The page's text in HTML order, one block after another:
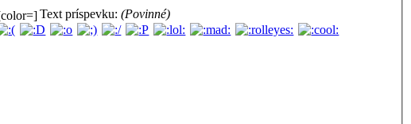
Text príspevku: (Povinné)